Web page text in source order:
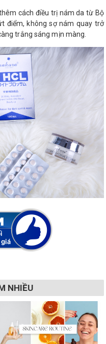
cách điều trị nám da từ Bộ
điểm, không sợ nám quay trở
trắng sáng mịn màng.
NHIỀU